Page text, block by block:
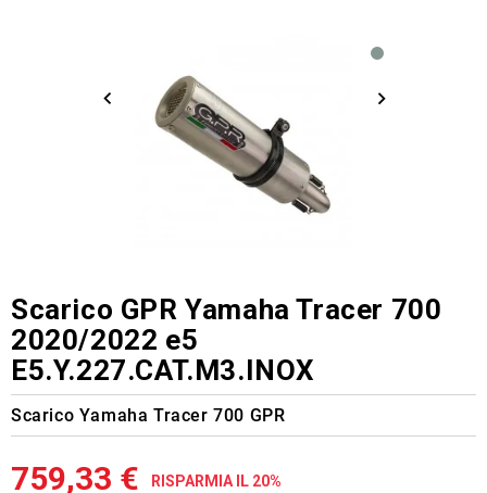
Scarico GPR Yamaha Tracer 700
2020/2022 e5
E5.Y.227.CAT.M3.INOX
Scarico Yamaha Tracer 700 GPR
759,33 € RISPARMIA IL 20%